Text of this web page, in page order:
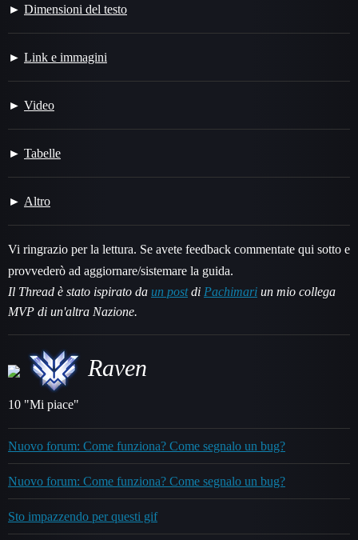
Dimensioni del testo
Link e immagini
Video
Tabelle
Altro
Vi ringrazio per la lettura. Se avete feedback commentate qui sotto e
provvederò ad aggiornare/sistemare la guida.
Il Thread è stato ispirato da un postdi Pachimari un mio collega
MVP di un'altra Nazione.
Raven
10 "Mi piace"
Nuovo forum: Come funziona? Come segnalo un bug?
Nuovo forum: Come funziona? Come segnalo un bug?
Sto impazzendo per questi gif